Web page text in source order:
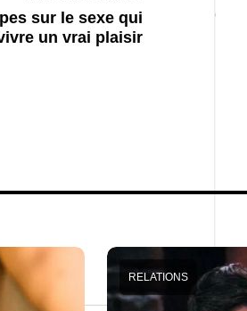
sur le sexe qui
un vrai plaisir
RELATIONS